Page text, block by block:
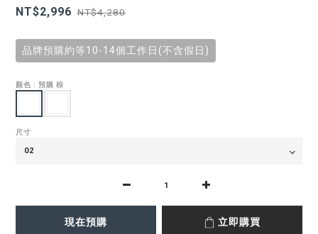
NT$2,996 NT$4,280
品牌預購約等10-14個工作日(不含假日)
顏色 : 預購 棕
尺寸
現在預購 立即購買